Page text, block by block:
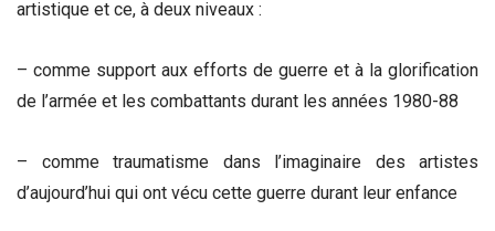
artistique et ce, à deux niveaux :
– comme support aux efforts de guerre et à la glorification
de l’armée et les combattants durant les années 1980-88
– comme traumatisme dans l’imaginaire des artistes
d’aujourd’hui qui ont vécu cette guerre durant leur enfance